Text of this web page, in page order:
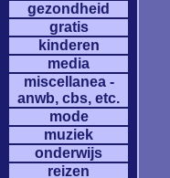
gezondheid
gratis
kinderen
media
miscellanea -
anwb, cbs, etc.
mode
muziek
onderwijs
reizen